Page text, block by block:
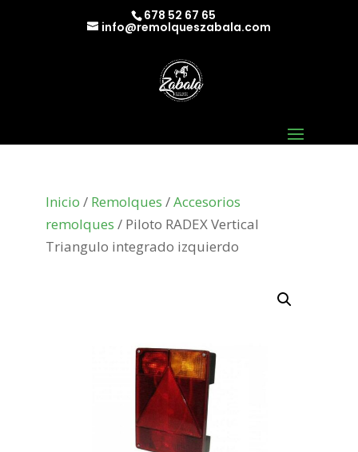
678 52 67 65
info@remolqueszabala.com
Inicio / Remolques /Accesorios
remolques / Piloto RADEX Vertical
Triangulo integrado izquierdo